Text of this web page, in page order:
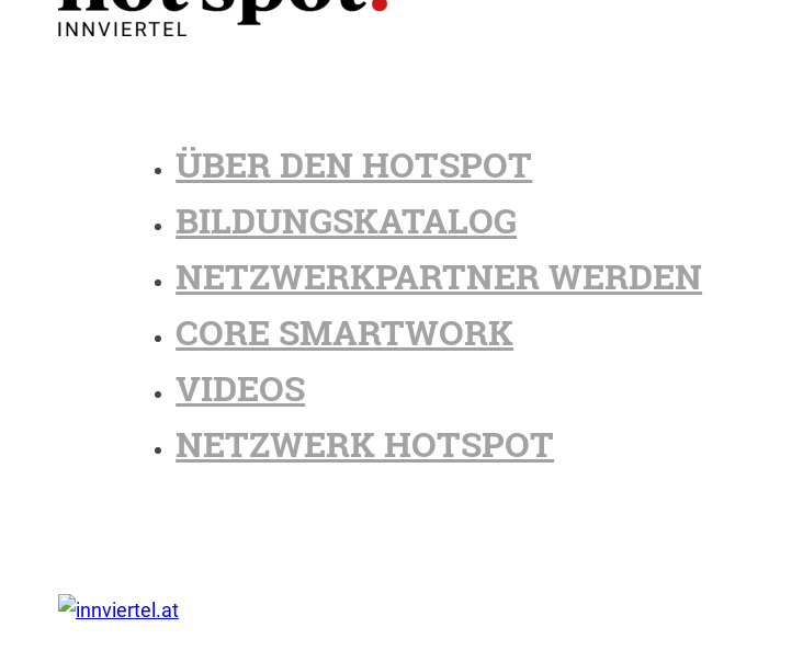
ÜBER DEN HOTSPOT
BILDUNGSKATALOG
NETZWERKPARTNER WERDEN
CORE SMARTWORK
VIDEOS
NETZWERK HOTSPOT